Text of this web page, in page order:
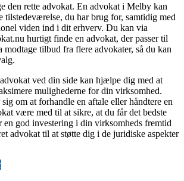
den rette advokat. En advokat i Melby kan
tilstedeværelse, du har brug for, samtidig med
viden ind i dit erhverv. Du kan via
hurtigt finde en advokat, der passer til
modtage tilbud fra flere advokater, så du kan
ved din side kan hjælpe dig med at
mulighederne for din virksomhed.
om at forhandle en aftale eller håndtere en
være med til at sikre, at du får det bedste
en god investering i din virksomheds fremtid
advokat til at støtte dig i de juridiske aspekter